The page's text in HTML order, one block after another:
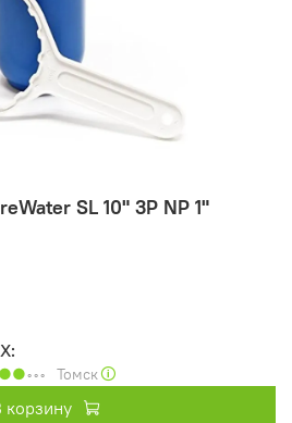
SL 10" 3P NP 1"
●●◦◦◦ Томск🛈
корзину